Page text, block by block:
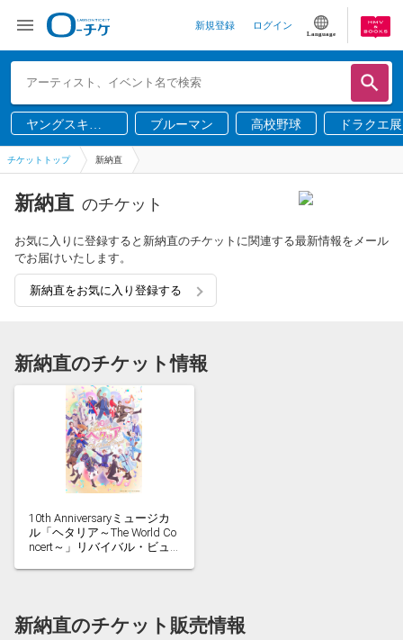
新規登録 ログイン
Language
ヤングスキニ
ー
ブルーマン 高校野球 ドラクエ展
チケットトップ 新納直
新納直 のチケット
お気に入りに登録すると新納直のチケットに関連する最新情報をメール
でお届けいたします。
新納直をお気に入り登録する
新納直のチケット情報
10th Anniversaryミュージカ
ル「ヘタリア～The World Co
ncert～」リバイバル・ビュ
新納直のチケット販売情報